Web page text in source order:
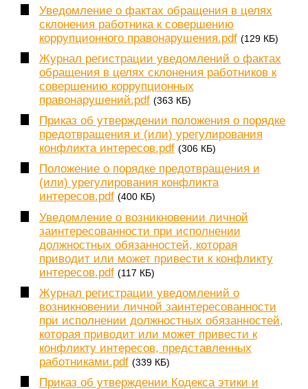
Уведомление о фактах обращения в целях
склонения работника к совершению
коррупционного правонарушения.pdf (129 КБ)
Журнал регистрации уведомлений о фактах
обращения в целях склонения работников к
совершению коррупционных
правонарушений.pdf (363 КБ)
Приказ об утверждении положения о порядке
предотвращения и (или) урегулирования
конфликта интересов.pdf (306 КБ)
Положение о порядке предотвращения и
(или) урегулирования конфликта
интересов.pdf (400 КБ)
Уведомление о возникновении личной
заинтересованности при исполнении
должностных обязанностей, которая
приводит или может привести к конфликту
интересов.pdf (117 КБ)
Журнал регистрации уведомлений о
возникновении личной заинтересованности
при исполнении должностных обязанностей,
которая приводит или может привести к
конфликту интересов, представленных
работниками.pdf (339 КБ)
Приказ об утверждении Кодекса этики и